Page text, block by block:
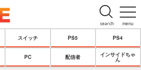
menu
search
スイッチ PS5 PS4
PC 配信者
インサイドちゃ
ん